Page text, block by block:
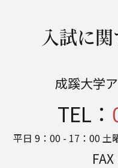
入試に
成蹊大学
TEL：
平日 9：00 - 17：00 土
FAX